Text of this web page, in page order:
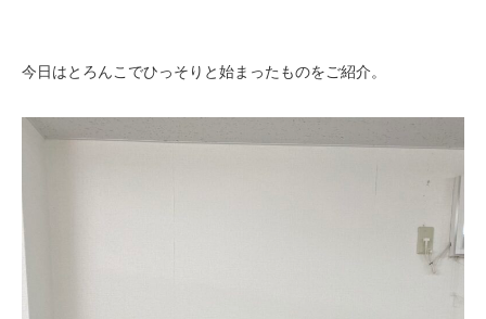
今日はとろんこでひっそりと始まったものをご紹介。